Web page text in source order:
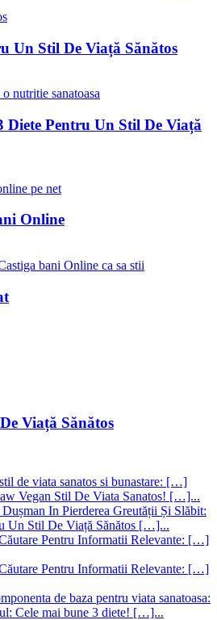
Un Stil De Viață Sănătos
Diete Pentru Un Stil De Viață
Online
Viață Sănătos
de viata sanatos si bunastare: […]
Vegan Stil De Viata Sanatos! […]...
In Pierderea Greutății Și Slăbit:
Un Stil De Viață Sănătos […]...
Pentru Informatii Relevante: […]
Pentru Informatii Relevante: […]
de baza pentru viata sanatoasa:
Cele mai bune 3 diete! […]...